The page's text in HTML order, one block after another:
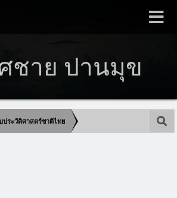
ชาย ปานมุข
ประวัติศาสตร์ชาติไทย